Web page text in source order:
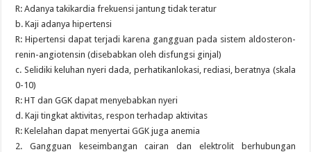
R: Adanya takikardia frekuensi jantung tidak teratur
b. Kaji adanya hipertensi
R: Hipertensi dapat terjadi karena gangguan pada sistem aldosteron-
renin-angiotensin (disebabkan oleh disfungsi ginjal)
c. Selidiki keluhan nyeri dada, perhatikanlokasi, rediasi, beratnya (skala
0-10)
R: HT dan GGK dapat menyebabkan nyeri
d. Kaji tingkat aktivitas, respon terhadap aktivitas
R: Kelelahan dapat menyertai GGK juga anemia
2. Gangguan keseimbangan cairan dan elektrolit berhubungan